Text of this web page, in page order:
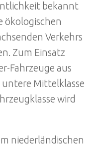
bekannt
ökologischen
Verkehrs
Zum Einsatz
Fahrzeuge aus
Mittelklasse
wird
niederländischen